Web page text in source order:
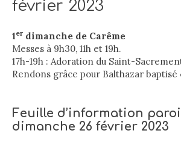
février 2023
1erdimanche de Carême
Messes à 9h30, 11h et 19h.
17h-19h : Adoration du Saint-
Rendons grâce pour Balthazar baptisé
Feuille d’information
dimanche 26 février 2023